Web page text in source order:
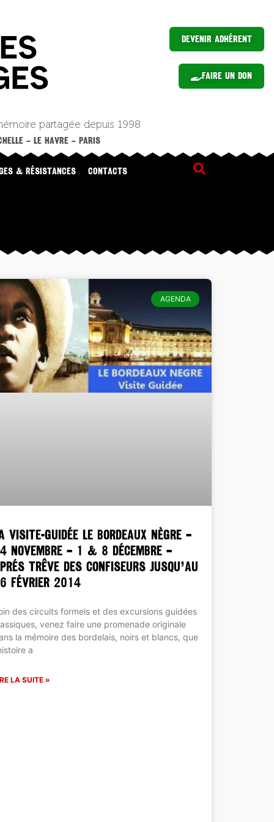
Devenir Adhérent
Faire un Don
partagée depuis 1998
– LE HAVRE – PARIS
& RÉSISTANCES CONTACTS
AGENDA
Visite-Guidée LE BORDEAUX NÈGRE –
novembre – 1 & 8 décembre –
trêve des confiseurs jusqu’au
février 2014
des circuits formels et des excursions guidées
venez faire une promenade originale
la mémoire des bordelais, noirs et blancs, que
a
LA SUITE »